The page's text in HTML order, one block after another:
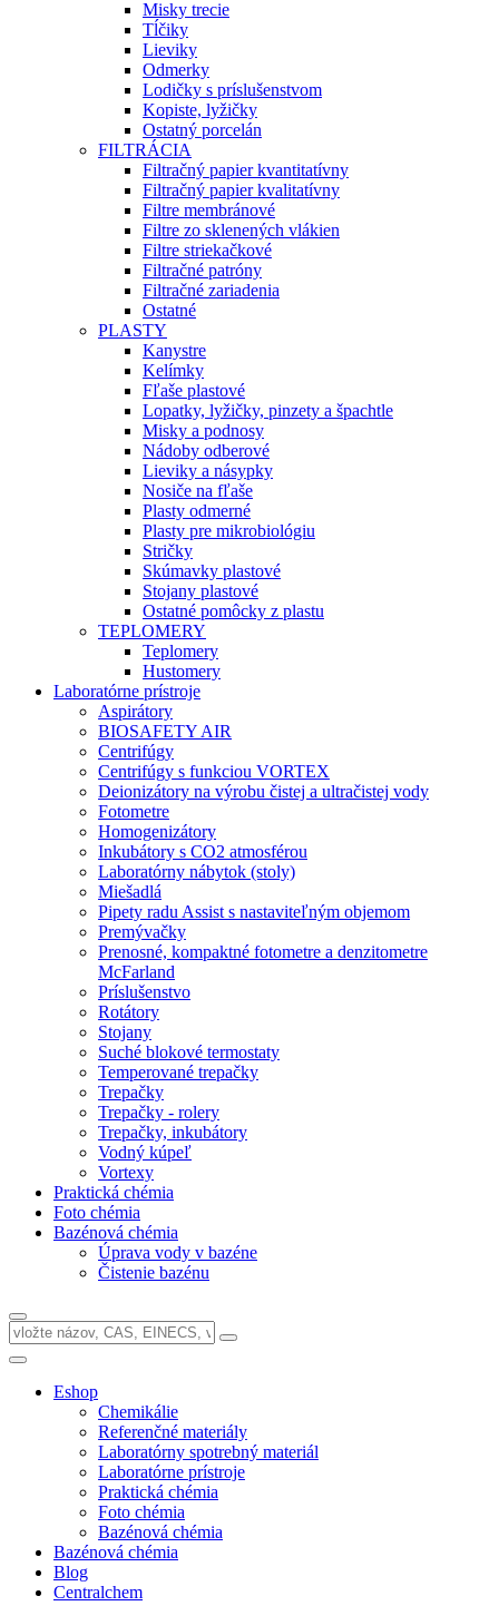
Misky trecie
Tĺčiky
Lieviky
Odmerky
Lodičky s príslušenstvom
Kopiste, lyžičky
Ostatný porcelán
FILTRÁCIA
Filtračný papier kvantitatívny
Filtračný papier kvalitatívny
Filtre membránové
Filtre zo sklenených vlákien
Filtre striekačkové
Filtračné patróny
Filtračné zariadenia
Ostatné
PLASTY
Kanystre
Kelímky
Fľaše plastové
Lopatky, lyžičky, pinzety a špachtle
Misky a podnosy
Nádoby odberové
Lieviky a násypky
Nosiče na fľaše
Plasty odmerné
Plasty pre mikrobiológiu
Stričky
Skúmavky plastové
Stojany plastové
Ostatné pomôcky z plastu
TEPLOMERY
Teplomery
Hustomery
Laboratórne prístroje
Aspirátory
BIOSAFETY AIR
Centrifúgy
Centrifúgy s funkciou VORTEX
Deionizátory na výrobu čistej a ultračistej vody
Fotometre
Homogenizátory
Inkubátory s CO2 atmosférou
Laboratórny nábytok (stoly)
Miešadlá
Pipety radu Assist s nastaviteľným objemom
Premývačky
Prenosné, kompaktné fotometre a denzitometre
McFarland
Príslušenstvo
Rotátory
Stojany
Suché blokové termostaty
Temperované trepačky
Trepačky
Trepačky - rolery
Trepačky, inkubátory
Vodný kúpeľ
Vortexy
Praktická chémia
Foto chémia
Bazénová chémia
Úprava vody v bazéne
Čistenie bazénu
Eshop
Chemikálie
Referenčné materiály
Laboratórny spotrebný materiál
Laboratórne prístroje
Praktická chémia
Foto chémia
Bazénová chémia
Bazénová chémia
Blog
Centralchem